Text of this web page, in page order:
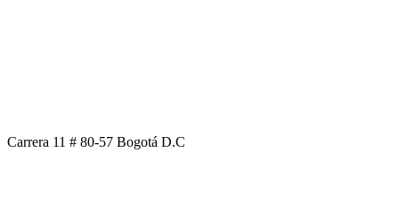
Carrera 11 # 80-57 Bogotá D.C